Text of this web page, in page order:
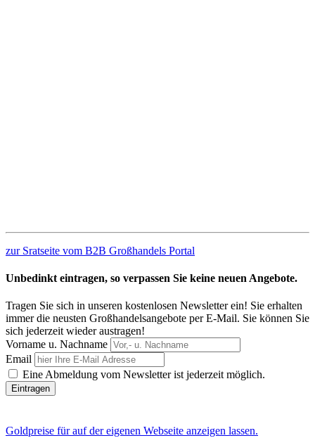
zur Sratseite vom B2B Großhandels Portal
Unbedinkt eintragen, so verpassen Sie keine neuen Angebote.
Tragen Sie sich in unseren kostenlosen Newsletter ein! Sie erhalten
immer die neusten Großhandelsangebote per E-Mail. Sie können Sie
sich jederzeit wieder austragen!
Vorname u. Nachname
Email
Eine Abmeldung vom Newsletter ist jederzeit möglich.
Goldpreise für auf der eigenen Webseite anzeigen lassen.